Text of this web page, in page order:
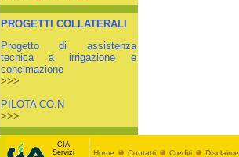
PROGETTI COLLATERALI
Progetto di assistenza
tecnica a irrigazione e
concimazione
>>>
PILOTA CO.N
>>>
CIA
Servizi
Home Contatti Crediti